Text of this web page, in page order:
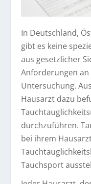
In Deutschland,
gibt es keine
aus gesetzlicher
Anforderungen
Untersuchung.
Hausarzt dazu
durchzuführen.
bei ihrem
Tauchsport